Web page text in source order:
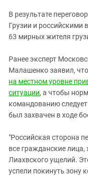
Ингушетия
Кабардино-Балкария
Калмыкия
Карачаево-Черкесия
Краснодарский край
Нагорный Карабах
Российская Федерация
Ростовская область
Северная Осетия -
В результате
Грузии и
63 мирных жителя
Ранее эксперт
Малашенко заявил, что
на местном уровне
ситуации, а чтобы
командованию
был захвачен в ходе
"Российская сторона
все гражданские
Лиахвского ущелий.
успели покинуть зону